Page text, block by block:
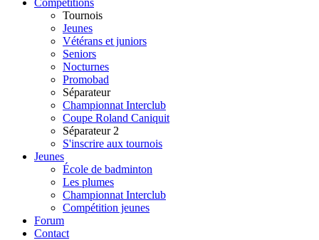
Tournois
Jeunes
Vétérans et juniors
Seniors
Nocturnes
Promobad
Séparateur
Championnat Interclub
Coupe Roland Caniquit
Séparateur 2
S'inscrire aux tournois
Jeunes
École de badminton
Les plumes
Championnat Interclub
Compétition jeunes
Forum
Contact